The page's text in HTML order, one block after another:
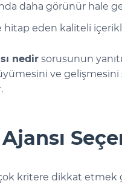
daha görünür hale
hitap eden kaliteli
nedir sorusunun
ve
kritere dikkat